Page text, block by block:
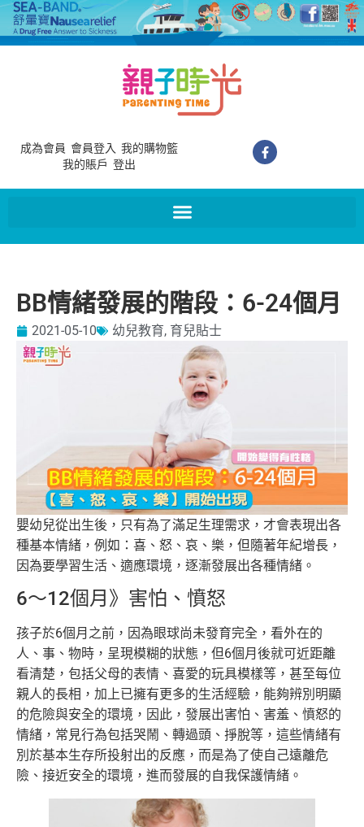
成為會員 會員登入 我的購物籃
我的賬戶 登出
BB情緒發展的階段：6-24個月
2021-05-10 幼兒教育, 育兒貼士
嬰幼兒從出生後，只有為了滿足生理需求，才會表現出各
種基本情緒，例如：喜、怒、哀、樂，但隨著年紀增長，
因為要學習生活、適應環境，逐漸發展出各種情緒。
6～12個月》害怕、憤怒
孩子於6個月之前，因為眼球尚未發育完全，看外在的
人、事、物時，呈現模糊的狀態，但6個月後就可近距離
看清楚，包括父母的表情、喜愛的玩具模樣等，甚至每位
親人的長相，加上已擁有更多的生活經驗，能夠辨別明顯
的危險與安全的環境，因此，發展出害怕、害羞、憤怒的
情緒，常見行為包括哭鬧、轉過頭、掙脫等，這些情緒有
別於基本生存所投射出的反應，而是為了使自己遠離危
險、接近安全的環境，進而發展的自我保護情緒。